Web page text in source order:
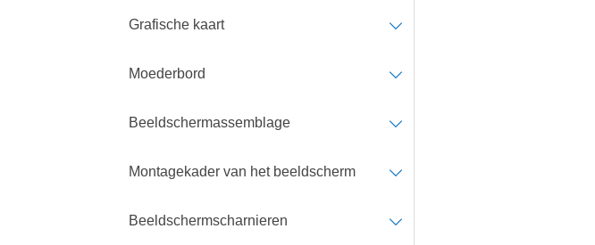
Grafische kaart
Moederbord
Beeldschermassemblage
Montagekader van het beeldscherm
Beeldschermscharnieren